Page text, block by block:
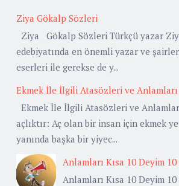
Ziya Gökalp Sözleri
Ziya Gökalp Sözleri Türkçü yazar
edebiyatında en önemli yazar ve
eserleri ile gerekse de y...
Ekmek İle İlgili Atasözleri ve Anlamları
Ekmek İle İlgili Atasözleri ve
açlıktır: Aç olan bir insan için ekmek
yanında başka bir yiyec...
Anlamları Kısa 10 Deyim
Anlamları Kısa 10 Deyim